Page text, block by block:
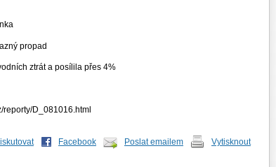
propad
ztrát a posílila přes 4%
reporty/D_081016.html
Facebook Poslat emailem Vytisknout